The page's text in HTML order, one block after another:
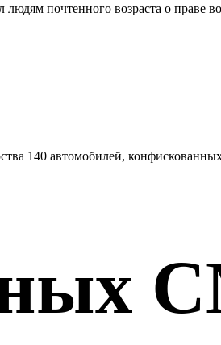
почтенного возраста о праве
140 автомобилей,